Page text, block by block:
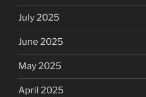
July 2025
June 2025
May 2025
April 2025